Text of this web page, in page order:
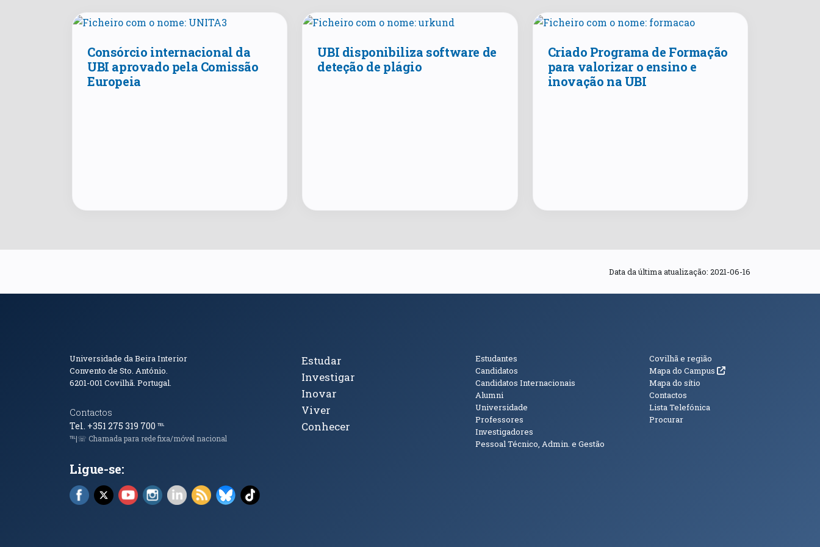
Consórcio internacional da
UBI aprovado pela Comissão
Europeia
UBI disponibiliza software de
deteção de plágio
Criado Programa de Formação
para valorizar o ensino e
inovação na UBI
Data da última atualização: 2021-06-16
Informações de Contacto
Universidade da Beira Interior
Convento de Sto. António.
6201-001Covilhã. Portugal.
Contactos
Tel. +351 275 319 700 ℡
℡|☏ Chamada para rede fixa/móvel nacional
Ligue-se:
Facebook (abre em nova janela)
X (abre em nova janela)
YouTube (abre em nova janela)
Instagram (abre em nova janela)
LinkedIn (abre em nova janela)
RSS (abre em nova janela)
Bluesky (abre em nova janela)
TikTok (abre em nova janela)
Tópicos Principais
Estudar
Investigar
Inovar
Viver
Conhecer
Públicos
Estudantes
Candidatos
Candidatos Internacionais
Alumni
Universidade
Professores
Investigadores
Pessoal Técnico, Admin. e Gestão
Informações
Covilhã e região
Mapa do Campus (abre em nova janela)
Mapa do sítio
Contactos
Lista Telefónica
Procurar